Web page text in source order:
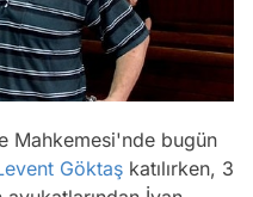
Mahkemesi'nde bugün
Göktaş katılırken, 3